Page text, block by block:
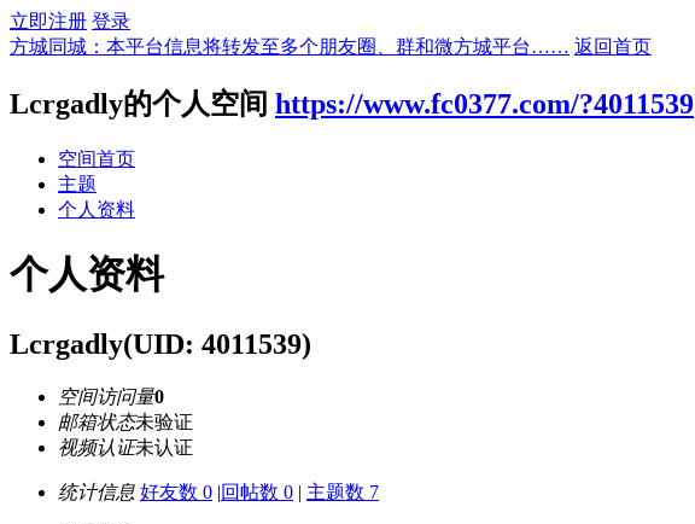
立即注册 登录
方城同城：本平台信息将转发至多个朋友圈、群和微方城平台…… 返回首页
Lcrgadly的个人空间 https://www.fc0377.com/?4011539
空间首页
主题
个人资料
个人资料
Lcrgadly(UID: 4011539)
空间访问量0
邮箱状态未验证
视频认证未认证
统计信息 好友数 0 |回帖数 0 | 主题数 7